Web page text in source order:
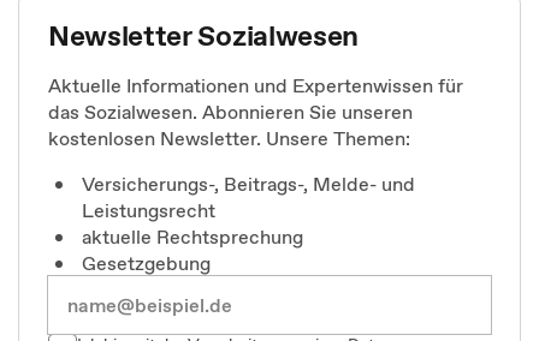
Newsletter Sozialwesen
Aktuelle Informationen und Expertenwissen für
das Sozialwesen. Abonnieren Sie unseren
kostenlosen Newsletter. Unsere Themen:
Versicherungs-, Beitrags-, Melde- und
Leistungsrecht
aktuelle Rechtsprechung
Gesetzgebung